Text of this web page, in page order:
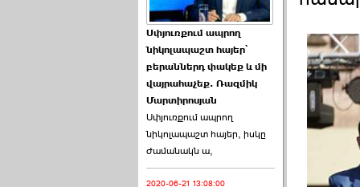
Աննա Վարդապետյանն
ուղերձ է հղել ›››
2026-06-25 23:21:00
Պաշտոնակռիվը սկսված
Սփյուռքում ապրող
նիկոլապաշտ հայեր՝
բերաններդ փակեք և մի
վայրահաչեք. Ռազմիկ
Մարտիրոսյան
Սփյուռքում ապրող
նիկոլապաշտ հայեր, իսկը
ժամանակն ա,
2020-06-21 13:08:00